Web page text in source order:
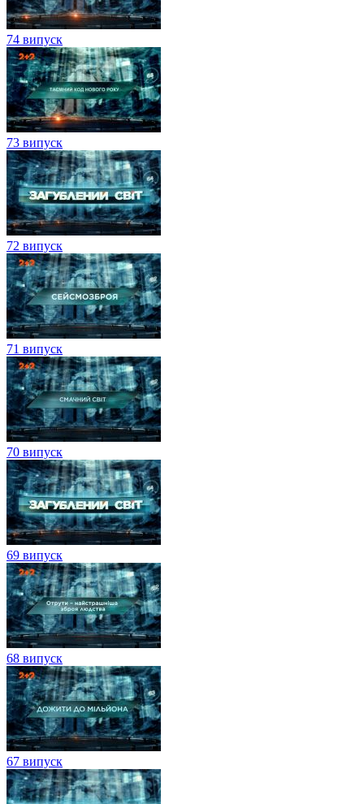
74 випуск
73 випуск
72 випуск
71 випуск
70 випуск
69 випуск
68 випуск
67 випуск